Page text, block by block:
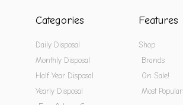
Categories
Daily Disposal
Monthly Disposal
Half Year Disposal
Yearly Disposal
Features
Shop
Brands
On Sale!
Most Popular